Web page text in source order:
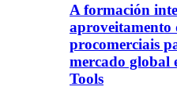
A formación
aproveitamento
procomerciais
mercado
Tools